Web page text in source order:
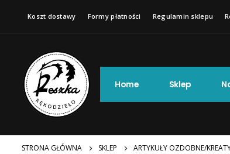
Koszt dostawy Formy płatności Regulamin sklepu
Home Sklep
STRONA GŁÓWNA SKLEP ARTYKUŁY OZDOBNE/